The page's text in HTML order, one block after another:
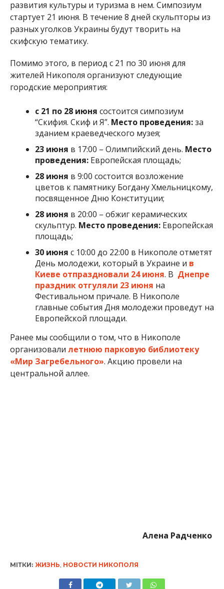
23 июняв 17:00 – Олимпийский день.Место
проведения: Европейская площадь;
28 июняв 9:00 состоится возложение
цветов к памятнику Богдану Хмельницкому,
посвященное Дню Конституции;
28 июняв 20:00 – обжиг керамических
скульптур.Место проведения:
площадь;
30 июняс 10:00 до 22:00 в Никополе отметят
День молодежи, который в Украине ив
Киеве отпраздновали 24 июня
праздник отгуляли 23 июняна
Фестивальном причале. В Никополе
главные события Дня молодежи проведут на
Европейской площади.
Ранее мы сообщили о том, что в Никополе
организовали
летнюю парковую библиотеку
«Мир Загребельного». Акцию провели на
центральной аллее.